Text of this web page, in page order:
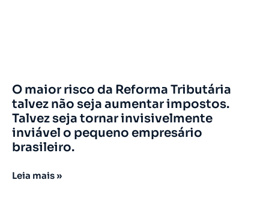
O maior risco da Reforma Tributária
talvez não seja aumentar impostos.
Talvez seja tornar invisivelmente
inviável o pequeno empresário
brasileiro.
Leia mais »